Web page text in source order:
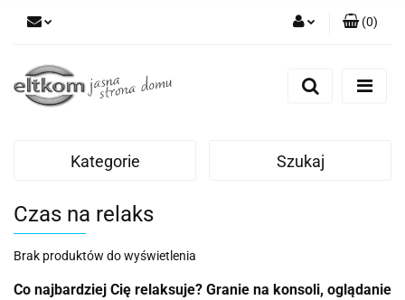
Zarejestruj się
(0)
Kategorie Szukaj
Czas na relaks
Brak produktów do wyświetlenia
Co najbardziej Cię relaksuje? Granie na konsoli, oglądanie